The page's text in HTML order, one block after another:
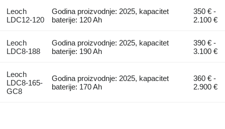
Leoch
LDC12-120
Godina proizvodnje: 2025, kapacitet
baterije: 120 Ah
350 € -
2.100 €
Leoch
LDC8-188
Godina proizvodnje: 2025, kapacitet
baterije: 190 Ah
390 € -
3.100 €
Leoch
LDC8-165-
GC8
Godina proizvodnje: 2025, kapacitet
baterije: 170 Ah
360 € -
2.900 €